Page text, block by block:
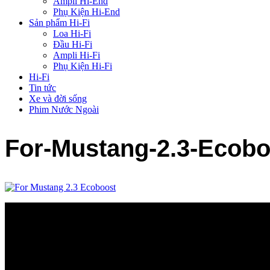
Phụ Kiện Hi-End
Sản phẩm Hi-Fi
Loa Hi-Fi
Đầu Hi-Fi
Ampli Hi-Fi
Phụ Kiện Hi-Fi
Hi-Fi
Tin tức
Xe và đời sống
Phim Nước Ngoài
For-Mustang-2.3-